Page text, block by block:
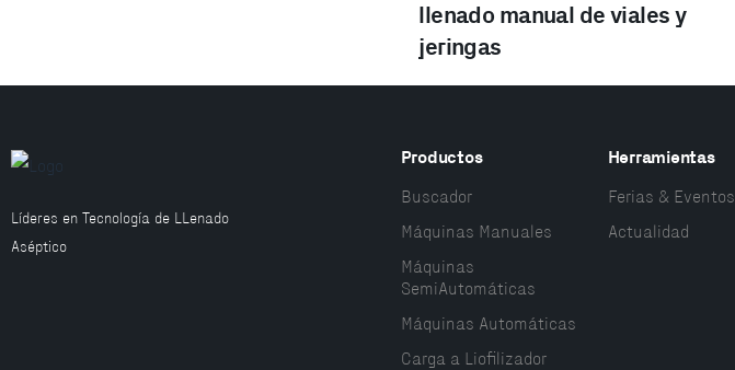
llenado manual de viales y
jeringas
Líderes en Tecnología de LLenado
Aséptico
Productos
Buscador
Máquinas Manuales
Máquinas
SemiAutomáticas
Máquinas Automáticas
Carga a Liofilizador
Herramientas
Ferias & Eventos
Actualidad